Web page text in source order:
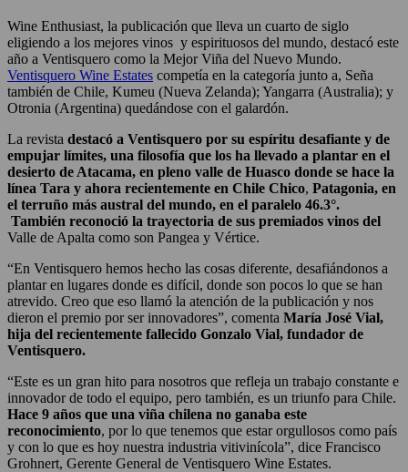
Wine Enthusiast, la publicación que lleva un cuarto de siglo
eligiendo a los mejores vinos y espirituosos del mundo, destacó este
año a Ventisquero como la Mejor Viña del Nuevo Mundo.
Ventisquero Wine Estates competía en la categoría junto a, Seña
también de Chile, Kumeu (Nueva Zelanda); Yangarra (Australia); y
Otronia (Argentina) quedándose con el galardón.
La revista destacó a Ventisquero por su espíritu desafiante y de
empujar límites, una filosofía que los ha llevado a plantar en el
desierto de Atacama, en pleno valle de Huasco donde se hace la
línea Tara y ahora recientemente en Chile Chico, Patagonia, en
el terruño más austral del mundo, en el paralelo 46.3°.
También reconoció la trayectoria de sus premiados vinos del
Valle de Apalta como son Pangea y Vértice.
“En Ventisquero hemos hecho las cosas diferente, desafiándonos a
plantar en lugares donde es difícil, donde son pocos lo que se han
atrevido. Creo que eso llamó la atención de la publicación y nos
dieron el premio por ser innovadores”, comenta María José Vial,
hija del recientemente fallecido Gonzalo Vial, fundador de
Ventisquero.
“Este es un gran hito para nosotros que refleja un trabajo constante e
innovador de todo el equipo, pero también, es un triunfo para Chile.
Hace 9 años que una viña chilena no ganaba este
reconocimiento, por lo que tenemos que estar orgullosos como país
y con lo que es hoy nuestra industria vitivinícola”, dice Francisco
Grohnert, Gerente General de Ventisquero Wine Estates.